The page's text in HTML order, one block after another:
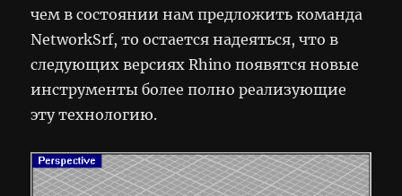
чем в состоянии нам предложить команда
NetworkSrf, то остается надеяться, что в
следующих версиях Rhino появятся новые
инструменты более полно реализующие
эту технологию.